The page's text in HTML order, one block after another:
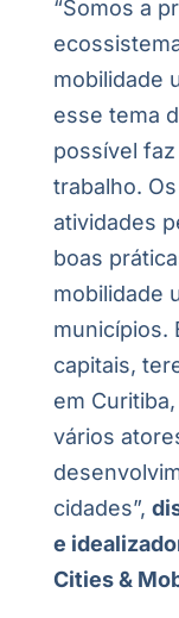
“Somos a
mobilidade
esse tema
possível
trabalho.
atividades
boas
mobilidade
municípios.
capitais,
em
vários
cidades”,
e
Cities &